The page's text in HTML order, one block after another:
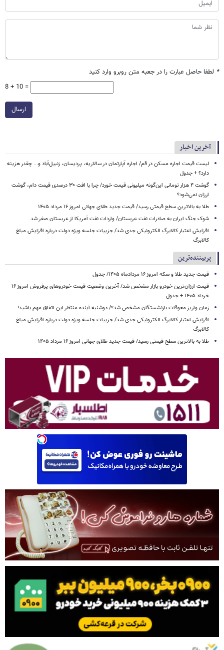
* لطفا حاصل عبارت را در جعبه متن روبرو وارد کنید
8 + 10 =
ارسال
آخرین اخبار
لیست قیمت اجاره مسکن در قم/ اجاره آپارتمان در سالاریه، پردیسان، زنبیل‌آباد و... چقدر هزینه
دارد؟ + جدول
گوشت ۴ هزار تومانی این‌گونه میلیونی قیمت خورد/ چرا با افت ۳۰ درصدی قیمت دام، گوشت
ارزان نمی‌شود؟
طلا به بالاترین سطح قیمتی رسید/ قیمت جدید طلای جهانی امروز ۱۶ مرداد ۱۴۰۵
شوک جنگ ایران به صادرات نفت عربستان/ واردات نفت آمریکا از عربستان صفر شد
افزایش اعتبار کالابرگ الکترونیکی جدی شد/ جزییات جلسه ویژه دولت درباره افزایش مبلغ
کالابرگ
پربیننده‌ترین
قیمت جدید طلا و سکه امروز ۱۶ مردادماه ۱۴۰۵/ جدول
قیمت ارزان‌ترین خودرو بازار مشخص شد/ آخرین وضعیت قیمت خودروهای پرفروش امروز ۱۶
خرداد ۱۴۰۵ + جدول
زمان واریز معوقات بازنشستگان مشخص شد؟/ دوشنبه آینده منتظر این اتفاق مهم باشید!
افزایش اعتبار کالابرگ الکترونیکی جدی شد/ جزییات جلسه ویژه دولت درباره افزایش مبلغ
کالابرگ
طلا به بالاترین سطح قیمتی رسید/ قیمت جدید طلای جهانی امروز ۱۶ مرداد ۱۴۰۵